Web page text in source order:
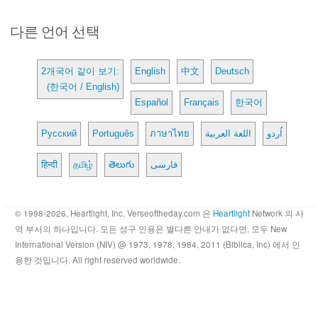
다른 언어 선택
2개국어 같이 보기:
(한국어 / English)
English 中文 Deutsch
Español Français 한국어
Русский Português ภาษาไทย اللغة العربية اُردو
हिन्दी தமிழ் తెలుగు فارسی
© 1998-2026, Heartlight, Inc. Verseoftheday.com 은 Heartlight Network 의 사
역 부서의 하나입니다. 모든 성구 인용은 별다른 안내가 없다면, 모두 New
International Version (NIV) @ 1973, 1978, 1984, 2011 (Biblica, Inc) 에서 인
용한 것입니다. All right reserved worldwide.